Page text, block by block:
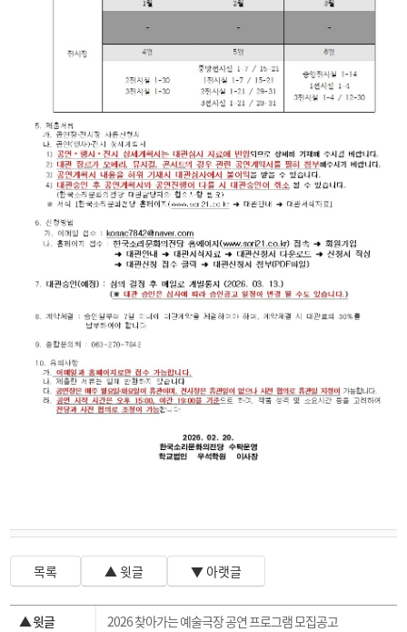
목록 ▲ 윗글 ▼ 아랫글
▲ 윗글
2026 찾아가는 예술극장 공연 프로그램 모집공고